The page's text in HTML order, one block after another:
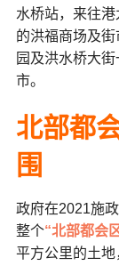
水桥站，来往
的洪福商场及
园及洪水桥大
市。
北部都
围
政府在2021施
整个“北部都会
平方公里的土地